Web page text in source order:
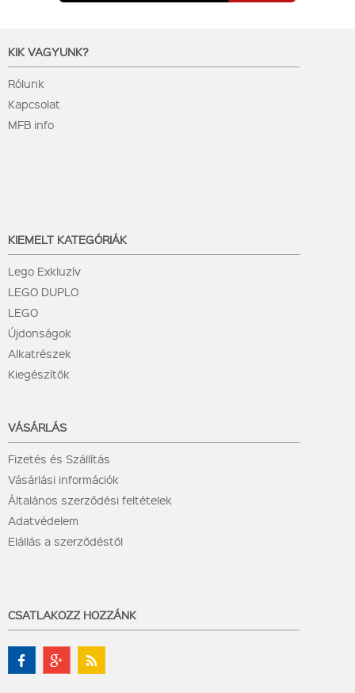
KIK VAGYUNK?
Rólunk
Kapcsolat
MFB info
KIEMELT KATEGÓRIÁK
Lego Exkluzív
LEGO DUPLO
LEGO
Újdonságok
Alkatrészek
Kiegészítők
VÁSÁRLÁS
Fizetés és Szállítás
Vásárlási információk
Általános szerződési feltételek
Adatvédelem
Elállás a szerződéstől
CSATLAKOZZ HOZZÁNK